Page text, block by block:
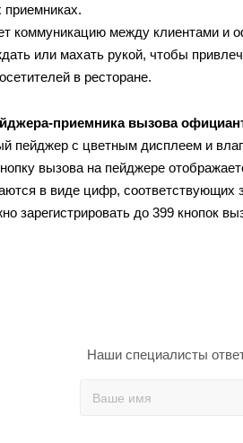
приемниках.
коммуникацию между клиентами и
или махать рукой, чтобы
в ресторане.
приемника вызова
пейджер с цветным дисплеем и
вызова на пейджере
в виде цифр, соответствующих
зарегистрировать до 399 кнопок
Наши специалисты